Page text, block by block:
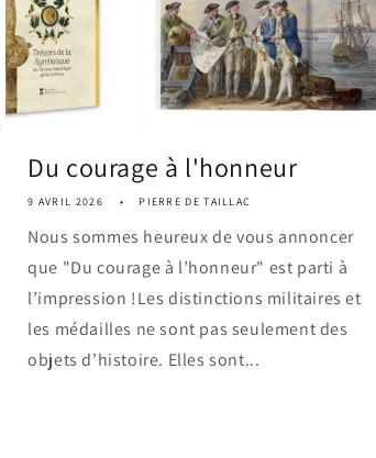
Du courage à l'honneur
9 AVRIL 2026 PIERRE DE TAILLAC
Nous sommes heureux de vous annoncer
que "Du courage à l’honneur" est parti à
l’impression !Les distinctions militaires et
les médailles ne sont pas seulement des
objets d’histoire. Elles sont...